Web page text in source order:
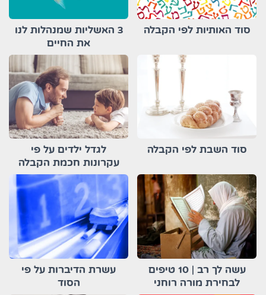
סוד האותיות לפי הקבלה
3 האשליות שמנהלות לנו
את החיים
סוד השבת לפי הקבלה
לגדל ילדים על פי
עקרונות חכמת הקבלה
עשה לך רב | 10 טיפים
לבחירת מורה רוחני
עשרת הדיברות על פי
הסוד